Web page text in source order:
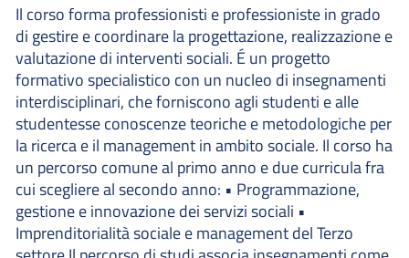
Il corso forma professionisti e professioniste in grado
di gestire e coordinare la progettazione, realizzazione e
valutazione di interventi sociali. É un progetto
formativo specialistico con un nucleo di insegnamenti
interdisciplinari, che forniscono agli studenti e alle
studentesse conoscenze teoriche e metodologiche per
la ricerca e il management in ambito sociale. Il corso ha
un percorso comune al primo anno e due curricula fra
cui scegliere al secondo anno: • Programmazione,
gestione e innovazione dei servizi sociali •
Imprenditorialità sociale e management del Terzo